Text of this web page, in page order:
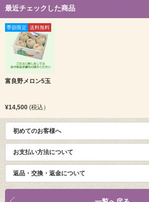
最近チェックした商品
季節限定 送料無料
富良野メロン5玉
¥14,500 (税込）
初めてのお客様へ
お支払い方法について
返品・交換・返金について